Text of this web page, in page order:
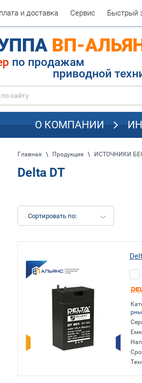
и доставка Сервис Быстрый
ВП-
по
приводной
О КОМПАНИИ
Главная \ Продукция \ ИСТОЧНИКИ
Delta DT
Сортировать по: